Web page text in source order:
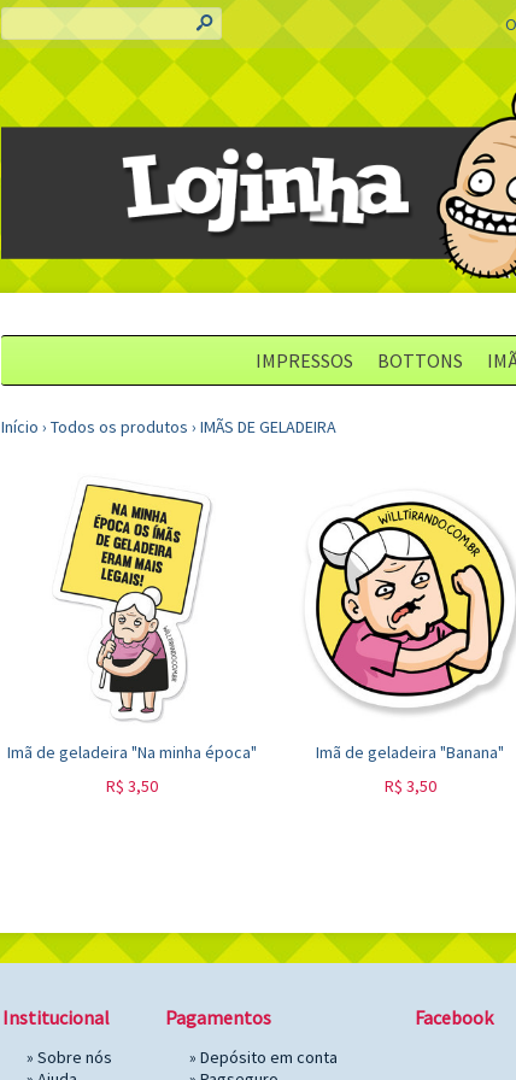
s
IMPRESSOS BOTTONS
Início › Todos os produtos › IMÃS DE GELADEIRA
Imã de geladeira "Na minha época"
R$ 3,50
Imã de geladeira "Banana"
R$ 3,50
Institucional
» Sobre nós
Pagamentos
» Depósito em conta
Facebook